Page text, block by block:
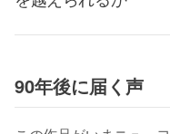
90年後に届く声